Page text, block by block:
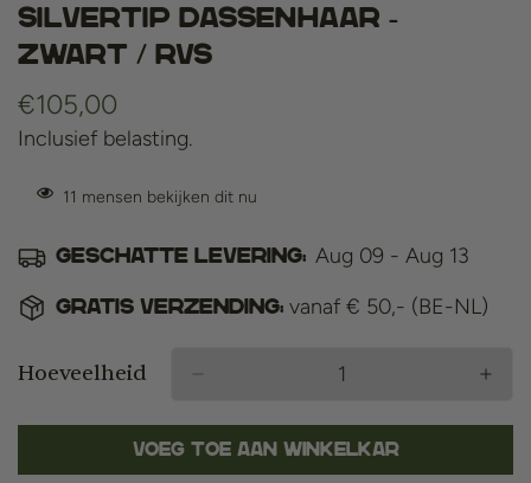
Silvertip Dassenhaar -
Zwart / RVS
Normale
prijs
€105,00
Inclusief belasting.
11 mensen bekijken dit nu
Geschatte levering: Aug 09 - Aug 13
Gratis verzending: vanaf € 50,- (BE-NL)
Hoeveelheid
Voeg toe aan winkelkar